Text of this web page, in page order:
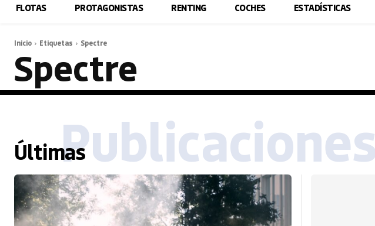
FLOTAS PROTAGONISTAS RENTING COCHES ESTADÍSTICAS
Inicio Etiquetas Spectre
Spectre
ÚltimasPublicaciones